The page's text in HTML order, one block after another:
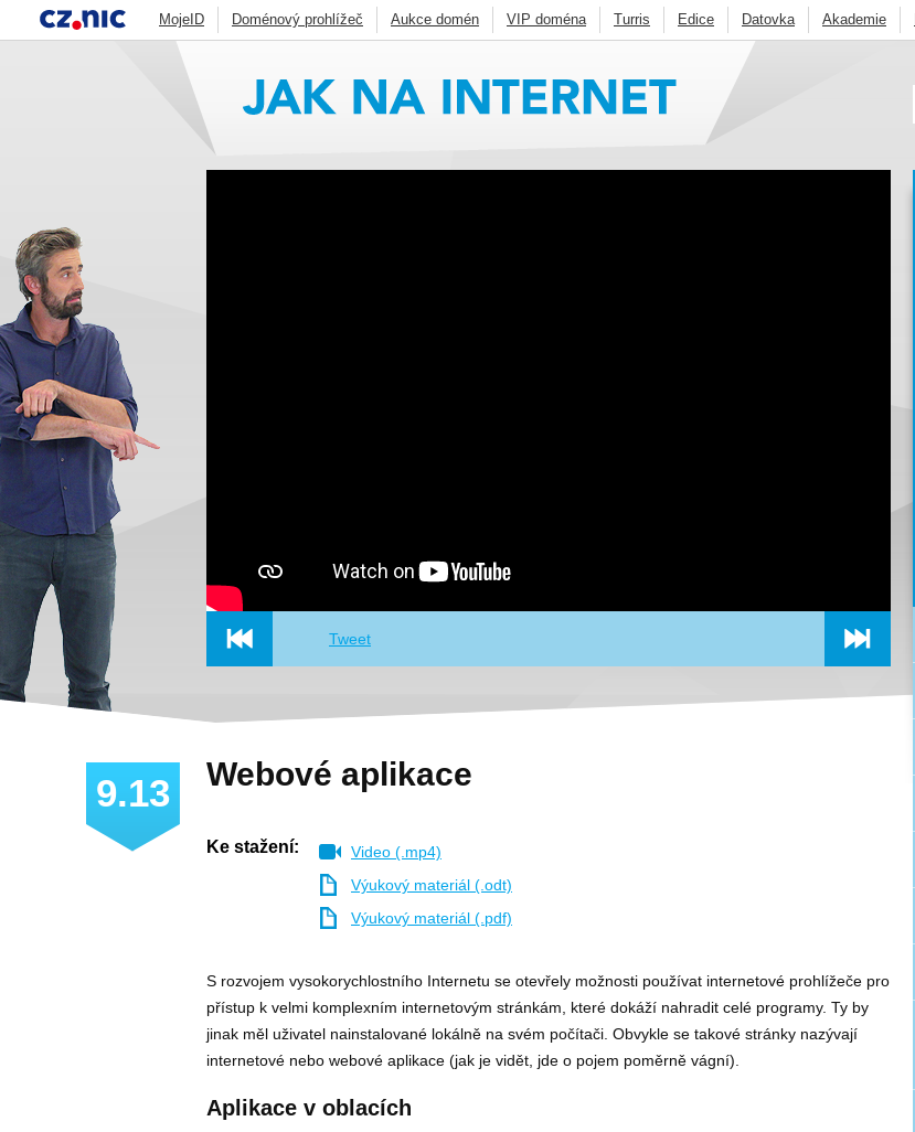
MojeID Doménový prohlížeč Aukce domén VIP doména Turris Edice Datovka Akademie
Jak funguje DNS
Penetrační testování
Zonemaster
Skener webu ADAM DNS Anycast Ostatní
9.13
Tweet
Webové aplikace
Ke stažení:
Video (.mp4)
Výukový materiál (.odt)
Výukový materiál (.pdf)
S rozvojem vysokorychlostního Internetu se otevřely možnosti používat internetové prohlížeče pro
přístup k velmi komplexním internetovým stránkám, které dokáží nahradit celé programy. Ty by
jinak měl uživatel nainstalované lokálně na svém počítači. Obvykle se takové stránky nazývají
internetové nebo webové aplikace (jak je vidět, jde o pojem poměrně vágní).
Aplikace v oblacích